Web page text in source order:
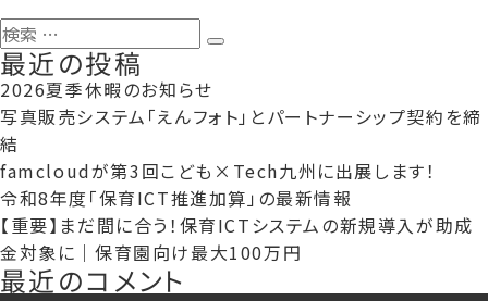
検
索:
検
最近の投稿
2026夏季休暇のお知らせ
写真販売システム「えんフォト」とパートナーシップ契約を締
結
famcloudが第3回こども×Tech九州に出展します！
令和8年度「保育ICT推進加算」の最新情報
【重要】まだ間に合う！保育ICTシステムの新規導入が助成
金対象に｜保育園向け最大100万円
最近のコメント